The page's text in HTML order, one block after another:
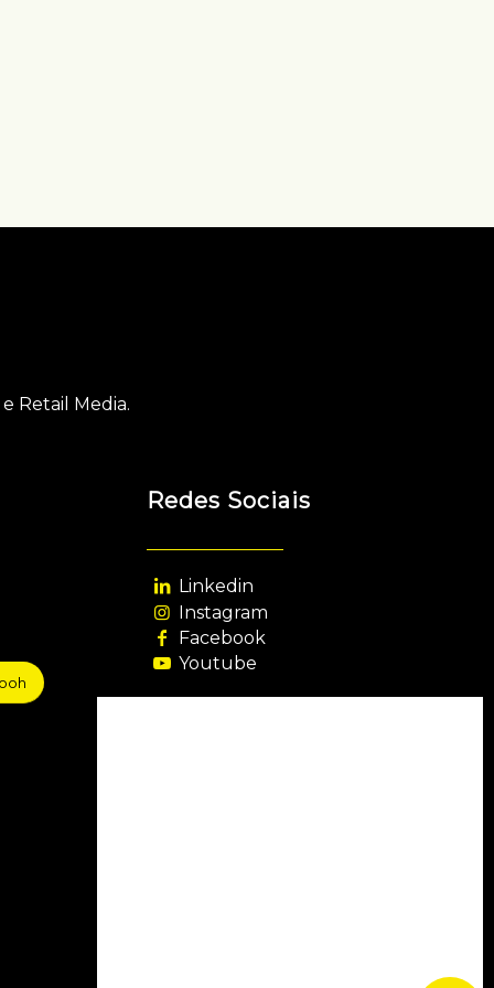
Retail Media.
Redes Sociais
Linkedin
Instagram
Facebook
Youtube